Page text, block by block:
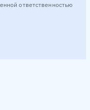
ответственностью